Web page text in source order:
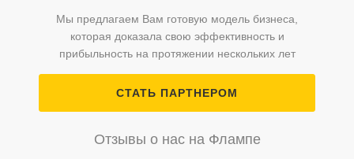
Мы предлагаем Вам готовую модель бизнеса,
которая доказала свою эффективность и
прибыльность на протяжении нескольких лет
СТАТЬ ПАРТНЕРОМ
Отзывы о нас на Флампе